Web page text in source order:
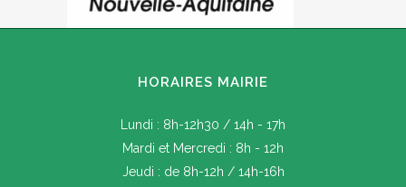
HORAIRES MAIRIE
Lundi : 8h-12h30 / 14h - 17h
Mardi et Mercredi : 8h - 12h
Jeudi : de 8h-12h / 14h-16h